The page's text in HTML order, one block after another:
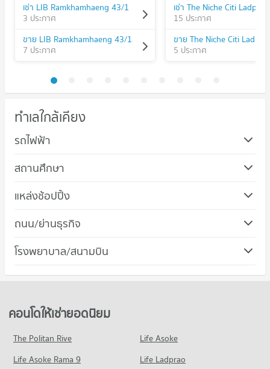
เช่า LIB Ramkhamhaeng 43/1
3 ประกาศ
ขาย LIB Ramkhamhaeng 43/1
7 ประกาศ
เช่า The Niche Citi
15 ประกาศ
ขาย The Niche Citi
5 ประกาศ
ทำเลใกล้เคียง
รถไฟฟ้า
สถานศึกษา
คอนโด ม.รามคำแหง
คอนโดให้เช่า ม.รามคำแหง
ขายคอนโด ม.รามคำแหง
248 โครงการ
คอนโดให้เช่า วิทยาลัยรัชต์ภาคย์เทคโนโลยีและการจัดการ
มีคอนโดให้เช่า 7,119 ประกาศ
มีคอนโดขาย 3,113 ประกาศ
แหล่งช้อปปิ้ง
คอนโด เดอะ มอลล์ บางกะปิ
คอนโดให้เช่า เดอะ มอลล์ บางกะปิ
คอนโด เมเจอร์ ฮอลลีวูด รามคำแหง
มีคอนโดให้เช่า 4,719 ประกาศ
ถนน/ย่านธุรกิจ
คอนโด เขตบางกะปิ
คอนโดให้เช่า เขตบางกะปิ
ขายคอนโด เขตบางกะปิ
มีคอนโดขาย 1,821 ประกาศ
คอนโด ถนนรามคำแหง
223 โครงการ
โรงพยาบาล/สนามบิน
คอนโด รพ.รามคำแหง
คอนโดให้เช่า รพ.รามคำแหง
มีคอนโดให้เช่า 4,310 ประกาศ
ขายคอนโด รพ.รามคำแหง
คอนโดให้เช่ายอดนิยม
The Politan Rive
Life Asoke
Life Asoke Rama 9
Life Ladprao